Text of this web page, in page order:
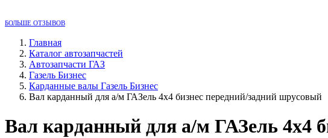
БОЛЬШЕ ОТЗЫВОВ
Главная
Каталог автозапчастей
Автозапчасти ГАЗ
Газель Бизнес
Карданные валы Газель Бизнес
Вал карданный для а/м ГАЗель 4х4 бизнес передний/задний шрусовый
Вал карданный для а/м ГАЗель 4х4